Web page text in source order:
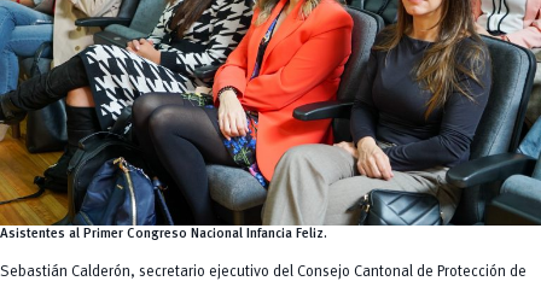
Asistentes al Primer Congreso Nacional Infancia Feliz.
Sebastián Calderón, secretario ejecutivo del Consejo Cantonal de Protección de